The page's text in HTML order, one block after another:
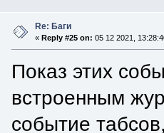
Re: Баги
« Reply #25 on: 05 12 2021,
Показ этих
встроенным
событие